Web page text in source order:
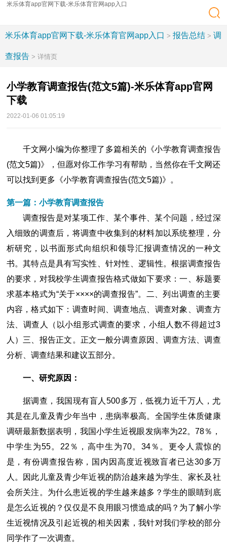
米乐体育app官网下载-米乐体育官网app入口
米乐体育app官网下载-米乐体育官网app入口 > 报告总结 > 调
查报告 > 详情页
小学教育调查报告(范文5篇)-米乐体育app官网
下载
2022-01-06 01:05:19
千文网小编为你整理了多篇相关的《小学教育调查报告
(范文5篇)》，但愿对你工作学习有帮助，当然你在千文网还
可以找到更多《小学教育调查报告(范文5篇)》。
第一篇：小学教育调查报告
调查报告是对某项工作、某个事件、某个问题，经过深
入细致的调查后，将调查中收集到的材料加以系统整理，分
析研究，以书面形式向组织和领导汇报调查情况的一种文
书。其特点是具有写实性、针对性、逻辑性。根据调查报告
的要求，对我校学生调查报告格式做如下要求：一、标题要
求基本格式为“关于××××的调查报告”。二、列出调查的主要
内容，格式如下：调查时间、调查地点、调查对象、调查方
法、调查人（以小组形式调查的要求，小组人数不得超过3
人）三、报告正文。正文一般分调查原因、调查方法、调查
分析、调查结果和建议五部分。
一、研究原因：
据调查，我国现有盲人500多万，低视力近千万人，尤
其是在儿童及青少年当中，患病率极高。全国学生体质健康
调研最新数据表明，我国小学生近视眼发病率为22。78％，
中学生为55。22％，高中生为70。34％。更令人震惊的
是，有份调查报告称，国内因高度近视致盲者已达30多万
人。因此儿童及青少年近视的防治越来越为学生、家长及社
会所关注。为什么患近视的学生越来越多？学生的眼睛到底
是怎么近视的？仅仅是不良用眼习惯造成的吗？为了解小学
生近视情况及引起近视的相关因素，我针对我们学校的部分
同学作了一次调查。